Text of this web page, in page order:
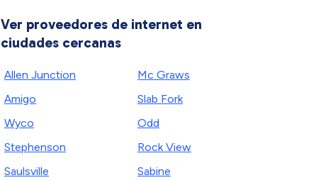
Ver proveedores de internet en
ciudades cercanas
Allen Junction
Amigo
Wyco
Stephenson
Saulsville
Mc Graws
Slab Fork
Odd
Rock View
Sabine